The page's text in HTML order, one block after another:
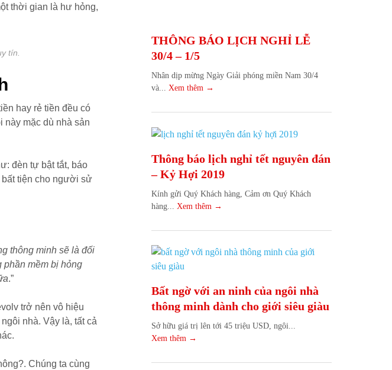
thời gian là hư hỏng,
tín.
hay rẻ tiền đều có
này mặc dù nhà sản
đèn tự bật tắt, báo
bất tiện cho người sử
thông minh sẽ là đối
phần mềm bị hỏng
.”
trở nên vô hiệu
nhà. Vậy là, tất cả
Chúng ta cùng
THÔNG BÁO LỊCH NGHỈ LỄ
30/4 – 1/5
Nhân dịp mừng Ngày Giải phóng miền Nam 30/4
và...Xem thêm →
Thông báo lịch nghỉ tết nguyên đán
– Kỷ Hợi 2019
Kính gửi Quý Khách hàng, Cảm ơn Quý Khách
hàng...Xem thêm →
Bất ngờ với an ninh của ngôi nhà
thông minh dành cho giới siêu giàu
Sở hữu giá trị lên tới 45 triệu USD, ngôi...
Xem thêm →